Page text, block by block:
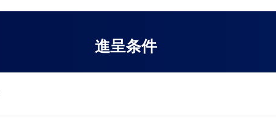
進呈条件